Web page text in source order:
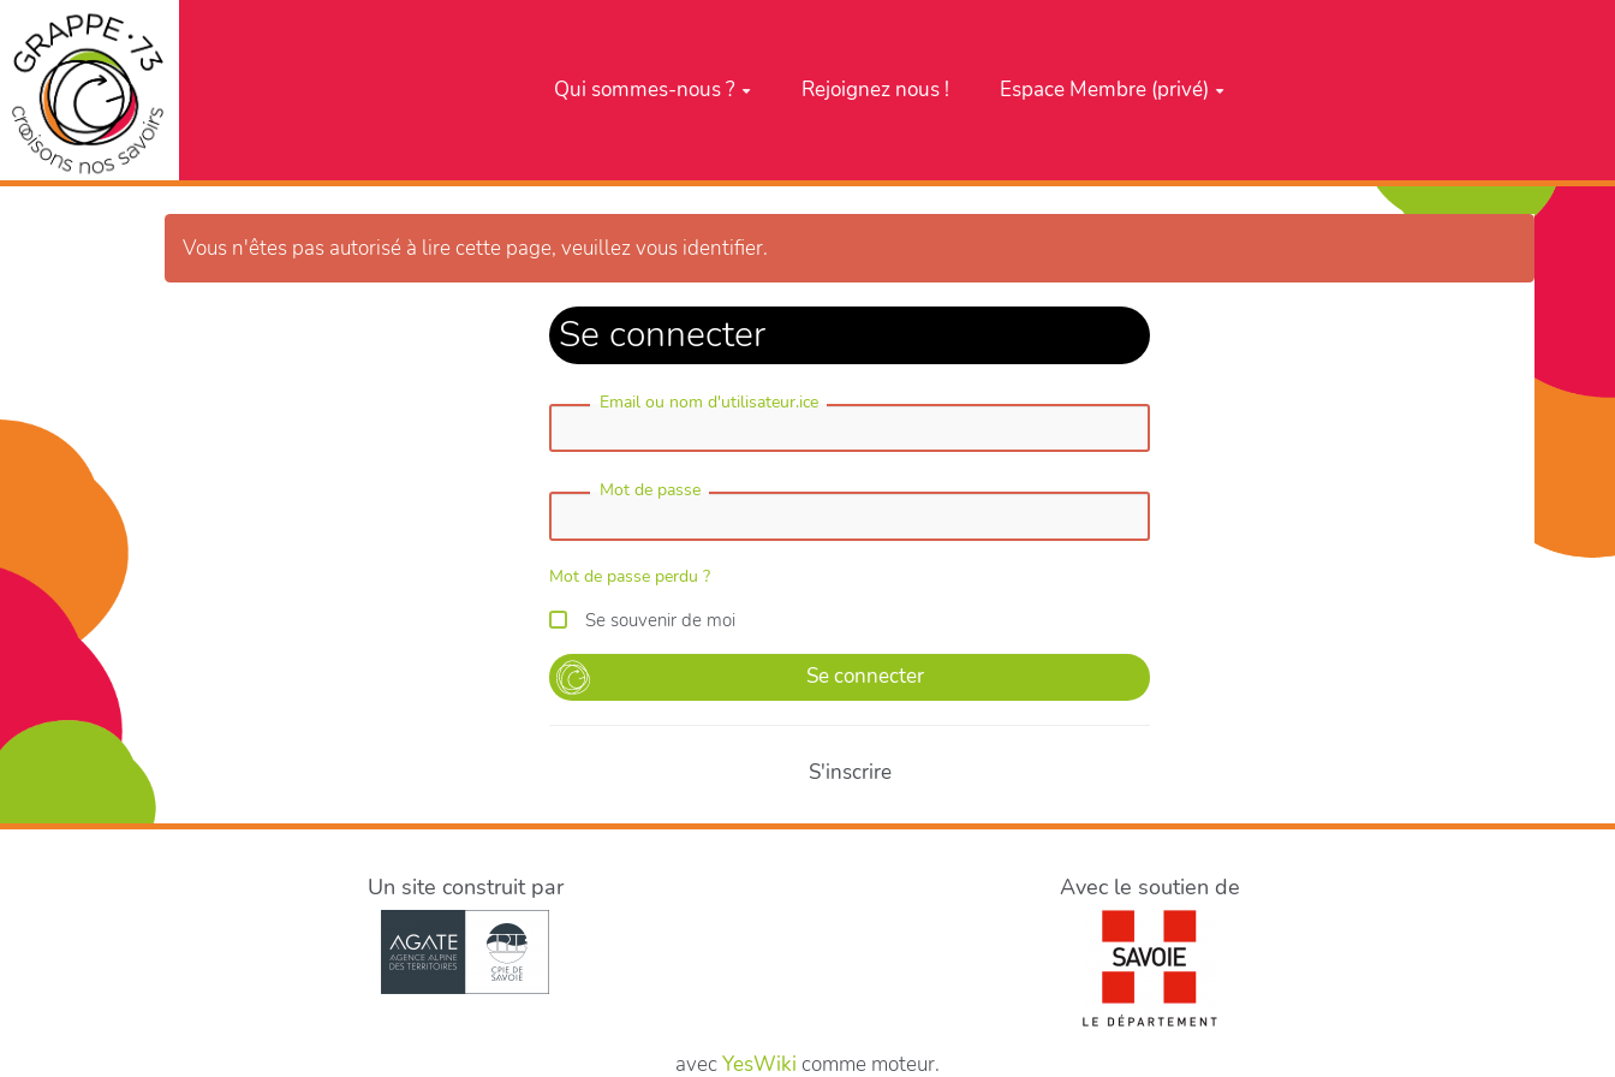
Qui sommes-nous ? Rejoignez nous ! Espace Membre (privé)
Vous n'êtes pas autorisé à lire cette page, veuillez vous identifier.
Se connecter
Email ou nom d'utilisateur.ice
Mot de passe
Mot de passe perdu ?
Se souvenir de moi
Se connecter
S'inscrire
Un site construit par Avec le soutien de
avecYesWiki comme moteur.